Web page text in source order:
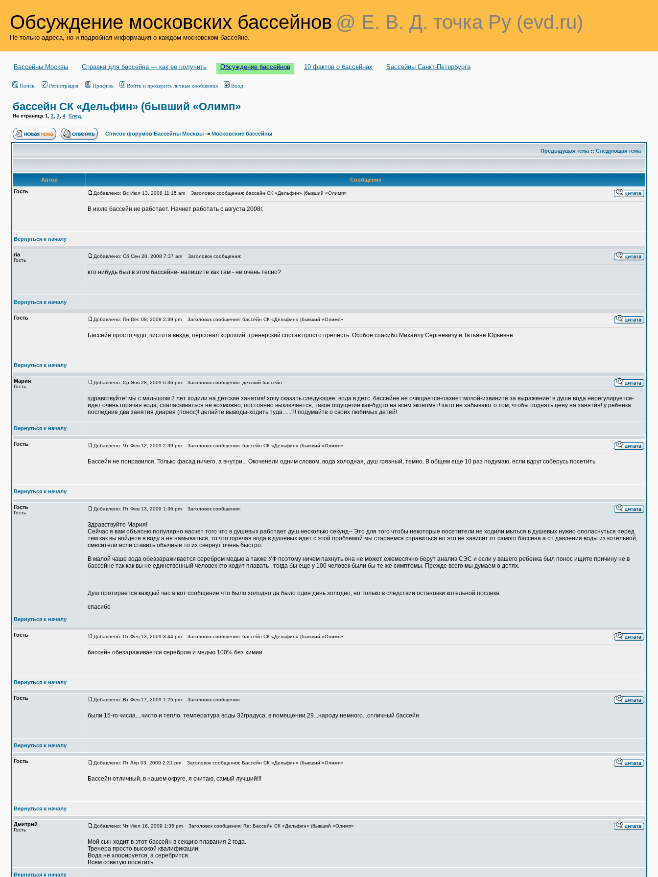
Обсуждение московских бассейнов @ Е. В. Д. точка Ру (evd.ru)
Не только адреса, но и подробная информация о каждом московском бассейне.
Бассейны Москвы Справка для бассейна — как ее получить Обсуждение бассейнов 10 фактов о бассейнах Бассейны Санкт-Петербурга
Поиск Регистрация Профиль Войти и проверить личные сообщения Вход
бассейн СК «Дельфин» (бывший «Олимп»
На страницу 1 2 3 4 След.
Список форумов Бассейны Москвы -> Московские бассейны
Предыдущая тема :: Следующая тема
Автор
Сообщение
Гость
Добавлено: Вс Июл 13, 2008 11:15 am Заголовок сообщения: бассейн СК «Дельфин» (бывший «Олимп»
В июле бассейн не работает. Начнет работать с августа.2008г.
Вернуться к началу
ria
Гость
Добавлено: Сб Сен 20, 2008 7:37 am Заголовок сообщения:
кто нибудь был в этом бассейне- напишите как там - не очень тесно?
Вернуться к началу
Гость Добавлено: Пн Dec 08, 2008 2:39 pm Заголовок сообщения: бассейн СК «Дельфин» (бывший «Олимп»
Бассейн просто чудо, чистота везде, персонал хороший, тренерский состав просто прелесть. Особое спасибо Михаилу Сергеевичу и Татьяне Юрьевне.
Вернуться к началу
Мария
Гость
Добавлено: Ср Янв 28, 2009 6:36 pm Заголовок сообщения: детский бассейн
здравствуйте! мы с малышом 2 лет ходили на детские занятия! хочу сказать следующее: вода в детс. бассейне не очищается-пахнет мочой-извините за выражение! в душе вода нерегулируется-
идет очень горячая вода, спаласкиваться не возможно, постоянно выключается, такое ощущегие как-будто на всем экономят! зато не забывают о том, чтобы поднять цену на занятия! у ребенка
последние два занятия диарея (понос)! делайте выводы-ходить туда......?! подумайте о своих любимых детей!
Вернуться к началу
Гость Добавлено: Чт Фев 12, 2009 2:39 pm Заголовок сообщения: бассейн СК «Дельфин» (бывший «Олимп»
Бассейн не понравился. Только фасад ничего, а внутри... Окоченели одним словом, вода холодная, душ грязный, темно. В общем еще 10 раз подумаю, если вдруг соберусь посетить
Вернуться к началу
Гость
Гость
Добавлено: Пт Фев 13, 2009 1:36 pm Заголовок сообщения:
Здравствуйте Мария!
Сейчас я вам объясню популярно насчет того что в душевых работает душ несколько секунд-- Это для того чтобы некоторые посетители не ходили мыться в душевых нужно ополаснуться перед
тем как вы войдете в воду а не намываться, то что горячая вода в душевых идет с этой проблемой мы стараемся справиться но это не зависит от самого бассена а от давления воды из котельной,
смесители если ставить обычные то их свернут очень быстро.
В малой чаше вода обеззараживается серебром медью а также УФ поэтому ничем пахнуть она не может ежемесячно берут анализ СЭС и если у вашего ребенка был понос ищите причину не в
бассейне так как вы не единственный человек кто ходит плавать , тогда бы еще у 100 человек были бы те же симптомы. Прежде всего мы думаем о детях.
Душ протирается каждый час а вот сообщение что было холодно да было один день холодно, но только в следствии остановки котельной послека.
спасибо
Вернуться к началу
Гость Добавлено: Пт Фев 13, 2009 3:44 pm Заголовок сообщения: бассейн СК «Дельфин» (бывший «Олимп»
бассейн обезараживается серебром и медью 100% без химии
Вернуться к началу
Гость Добавлено: Вт Фев 17, 2009 1:25 pm Заголовок сообщения:
были 15-го числа....чисто и тепло, температура воды 32градуса, в помещении 29...народу немного...отличный бассейн
Вернуться к началу
Гость Добавлено: Пт Апр 03, 2009 2:31 pm Заголовок сообщения: Бассейн СК «Дельфин» (бывший «Олимп»
Бассейн отличный, в нашем округе, я считаю, самый лучший!!!
Вернуться к началу
Дмитрий
Гость
Добавлено: Чт Июл 16, 2009 1:35 pm Заголовок сообщения: Re: Бассейн СК «Дельфин» (бывший «Олимп»
Мой сын ходит в этот бассейн в секцию плавания 2 года.
Тренера просто высокой квалификации.
Вода не хлорируется, а серебрится.
Всем советую посетить.
Вернуться к началу